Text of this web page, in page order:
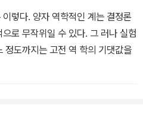
렇다. 양자 역학적인 계는 결정론
로 무작위일 수 있다. 그 러나 실험
정도까지는 고전 역 학의 기댓값을